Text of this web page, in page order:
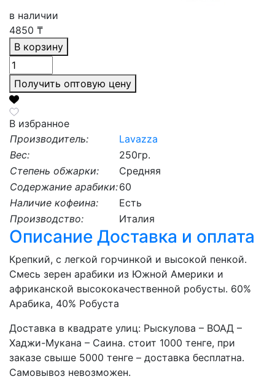
в наличии
4850 ₸
В корзину
Получить оптовую цену
В избранное
Производитель:
Lavazza
Вес:
250гр.
Степень обжарки:
Средняя
Содержание арабики:60
Наличие кофеина:
Есть
Производство:
Италия
Описание Доставка и оплата
Крепкий, с легкой горчинкой и высокой пенкой.
Смесь зерен арабики из Южной Америки и
африканской высококачественной робусты. 60%
Арабика, 40% Робуста
Доставка в квадрате улиц: Рыскулова – ВОАД –
Хаджи-Мукана – Саина. стоит 1000 тенге, при
заказе свыше 5000 тенге – доставка бесплатна.
Самовывоз невозможен.